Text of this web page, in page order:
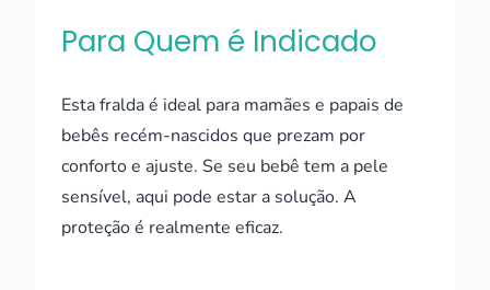
Para Quem é Indicado
Esta fralda é ideal para mamães e papais de
bebês recém-nascidos que prezam por
conforto e ajuste. Se seu bebê tem a pele
sensível, aqui pode estar a solução. A
proteção é realmente eficaz.